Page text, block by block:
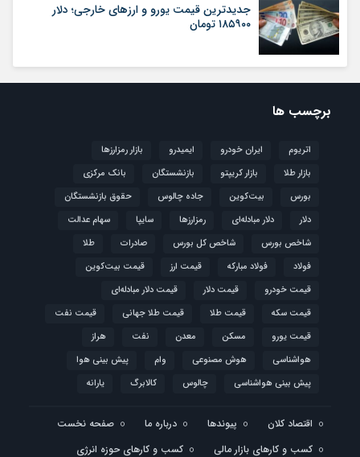
جدیدترین قیمت یورو و ارزهای خارجی؛ دلار
۱۸۵۹۰۰ تومان
برچسب ها
اتریوم ایران خودرو ایمیدرو
بازار رمزارزها
بازار طلا
بازار کریپتو بازنشستگان
بانک مرکزی
بورس
بیت‌کوین جاده چالوس
حقوق بازنشستگان
دلار
دلار مبادله‌ای رمزارزها سایپا
سهام عدالت
شاخص بورس
شاخص کل بورس صادرات
طلا
فولاد
فولاد مبارکه قیمت ارز
قیمت بیت‌کوین
قیمت خودرو
قیمت دلار
قیمت دلار مبادله‌ای
قیمت سکه
قیمت طلا قیمت طلا جهانی
قیمت نفت
قیمت یورو
مسکن معدن نفت
هراز
هواشناسی
هوش مصنوعی وام
پیش بینی هوا
پیش بینی هواشناسی
چالوس کالابرگ یارانه
اقتصاد کلان پیوندها درباره ما
صفحه نخست
کسب و کارهای بازار مالی
کسب و کارهای حوزه انرژی